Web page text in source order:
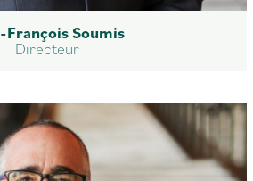
François Soumis
Directeur